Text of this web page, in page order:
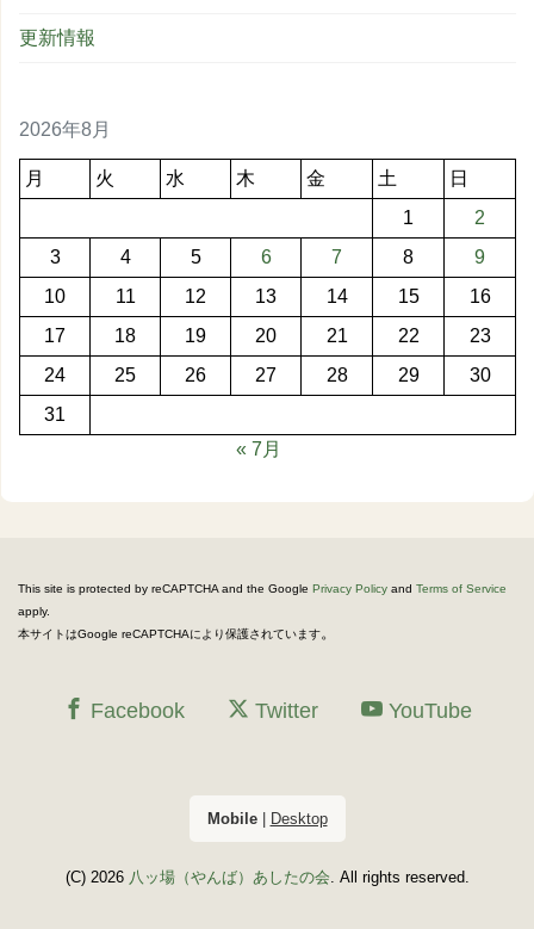
更新情報
2026年8月
月 火 水 木 金 土
日
1
2
3
4 5 6 7 8
9
10
11 12 13 14 15
16
17
18 19 20 21 22
23
24
25 26 27 28 29
30
31
« 7月
This site is protected by reCAPTCHA and the Google Privacy Policy and Terms of Service
apply.
本サイトはGoogle reCAPTCHAにより保護されています。
Facebook Twitter YouTube
Mobile| Desktop
(C) 2026 八ッ場（やんば）あしたの会. All rights reserved.